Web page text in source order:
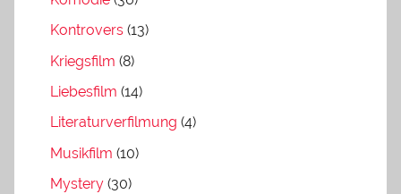
Kontrovers (13)
Kriegsfilm (8)
Liebesfilm (14)
Literaturverfilmung (4)
Musikfilm (10)
Mystery (30)